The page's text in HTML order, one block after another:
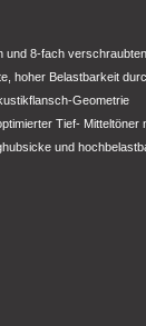
und 8-fach
hoher Belastbarkeit
Geometrie
Tief-
und